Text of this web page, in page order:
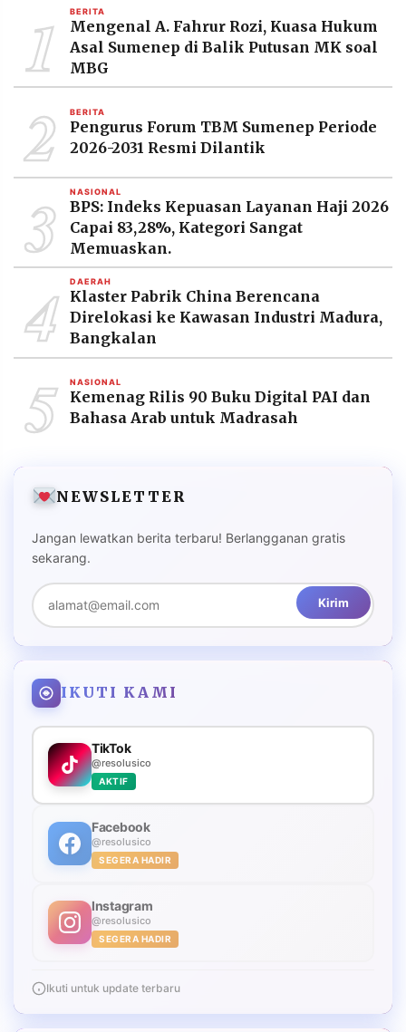
1 BERITA
Mengenal A. Fahrur Rozi, Kuasa Hukum
Asal Sumenep di Balik Putusan MK soal
MBG
2 BERITA
Pengurus Forum TBM Sumenep Periode
2026-2031 Resmi Dilantik
3 NASIONAL
BPS: Indeks Kepuasan Layanan Haji 2026
Capai 83,28%, Kategori Sangat
Memuaskan.
4 DAERAH
Klaster Pabrik China Berencana
Direlokasi ke Kawasan Industri Madura,
Bangkalan
5 NASIONAL
Kemenag Rilis 90 Buku Digital PAI dan
Bahasa Arab untuk Madrasah
NEWSLETTER
Jangan lewatkan berita terbaru! Berlangganan gratis
sekarang.
Kirim
IKUTI KAMI
TikTok
@resolusico
AKTIF
Facebook
@resolusico
SEGERA HADIR
Instagram
@resolusico
SEGERA HADIR
Ikuti untuk update terbaru